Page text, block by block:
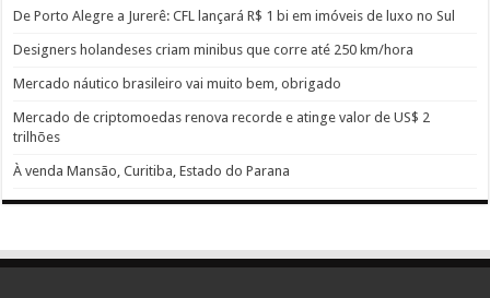
De Porto Alegre a Jurerê: CFL lançará R$ 1 bi em imóveis de luxo no Sul
Designers holandeses criam minibus que corre até 250 km/hora
Mercado náutico brasileiro vai muito bem, obrigado
Mercado de criptomoedas renova recorde e atinge valor de US$ 2
trilhões
À venda Mansão, Curitiba, Estado do Parana